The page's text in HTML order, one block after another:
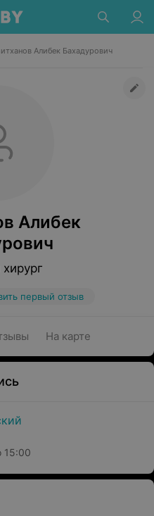
Алибек Бахадурович
Алибек
первый отзыв
На карте
15:00